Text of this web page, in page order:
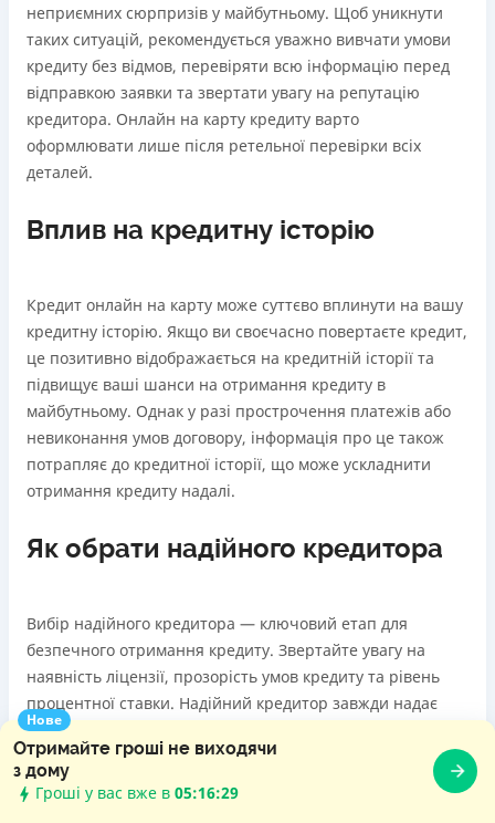
Нове
Отримайте гроші не виходячи
з дому
Гроші у вас вже в 05:16:30
неприємних сюрпризів у майбутньому. Щоб уникнути
таких ситуацій, рекомендується уважно вивчати умови
кредиту без відмов, перевіряти всю інформацію перед
відправкою заявки та звертати увагу на репутацію
кредитора. Онлайн на карту кредиту варто
оформлювати лише після ретельної перевірки всіх
деталей.
Вплив на кредитну історію
Кредит онлайн на карту може суттєво вплинути на вашу
кредитну історію. Якщо ви своєчасно повертаєте кредит,
це позитивно відображається на кредитній історії та
підвищує ваші шанси на отримання кредиту в
майбутньому. Однак у разі прострочення платежів або
невиконання умов договору, інформація про це також
потрапляє до кредитної історії, що може ускладнити
отримання кредиту надалі.
Як обрати надійного кредитора
Вибір надійного кредитора — ключовий етап для
безпечного отримання кредиту. Звертайте увагу на
наявність ліцензії, прозорість умов кредиту та рівень
процентної ставки. Надійний кредитор завжди надає
чітку інформацію про всі умови, не приховує додаткових
платежів і забезпечує якісну підтримку клієнтів. Перед
оформленням кредиту варто ознайомитися з відгуками
інших користувачів та перевірити, чи зареєстрований